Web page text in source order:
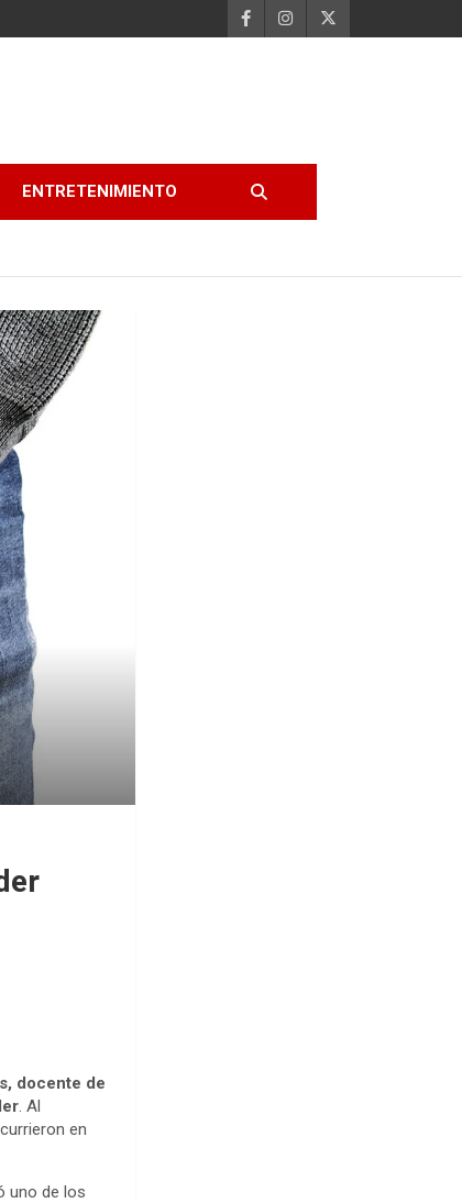
ENTRETENIMIENTO
docente de
. Al
en
uno de los